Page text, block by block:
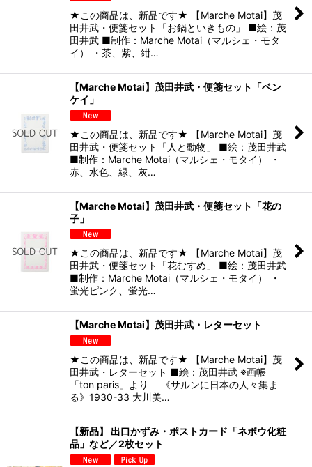
★この商品は、新品です★ 【Marche Motai】茂
田井武・便箋セット「お鍋といきもの」 ■絵：茂
田井武 ■制作：Marche Motai（マルシェ・モタ
イ） ・茶、紫、紺…
【Marche Motai】茂田井武・便箋セット「ベン
ケイ」
★この商品は、新品です★ 【Marche Motai】茂
田井武・便箋セット「人と動物」 ■絵：茂田井武
■制作：Marche Motai（マルシェ・モタイ） ・
赤、水色、緑、灰…
【Marche Motai】茂田井武・便箋セット「花の
子」
★この商品は、新品です★ 【Marche Motai】茂
田井武・便箋セット「花むすめ」 ■絵：茂田井武
■制作：Marche Motai（マルシェ・モタイ） ・
蛍光ピンク、蛍光…
【Marche Motai】茂田井武・レターセット
★この商品は、新品です★ 【Marche Motai】茂
田井武・レターセット ■絵：茂田井武 ※画帳
「ton paris」より 《サルンに日本の人々集ま
る》1930-33 大川美…
【新品】 出口かずみ・ポストカード「ネボウ化粧
品」など／2枚セット